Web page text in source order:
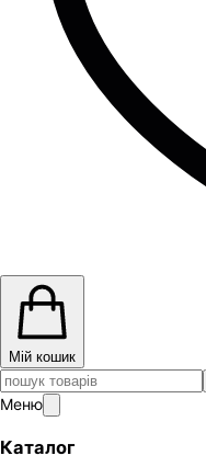
Мій кошик
Меню
Каталог